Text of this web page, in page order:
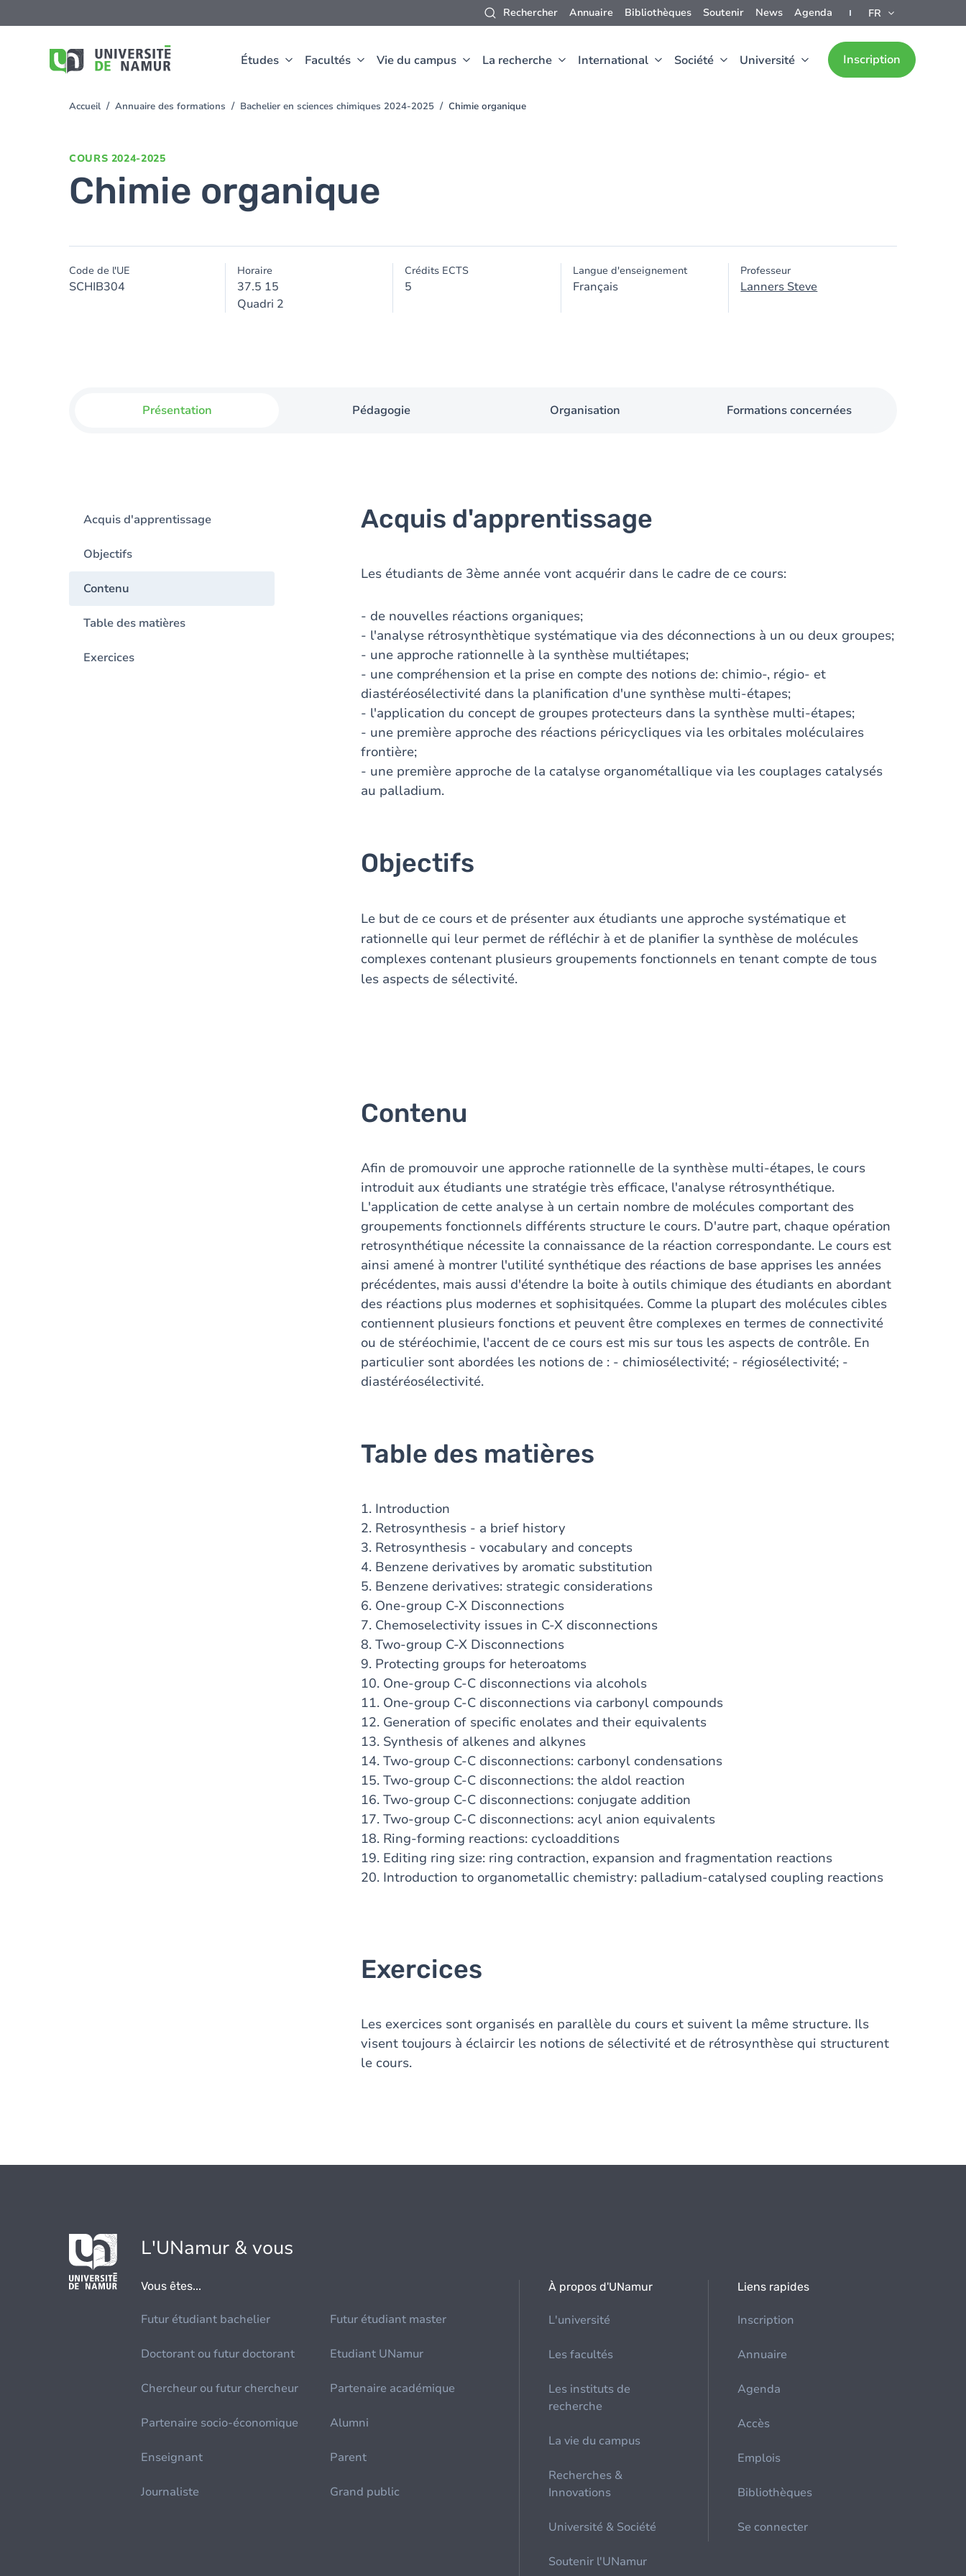
Rechercher Annuaire Bibliothèques Soutenir News Agenda FR
Études Facultés Vie du campus La recherche International Société Université Inscription
au
You
Accueil Annuaire des formations Bachelier en sciences chimiques 2024-2025 Chimie organique
COURS 2024-2025
Chimie organique
Code de l'UE
SCHIB304
Horaire
37.5 15
Quadri 2
Crédits ECTS
5
Langue d'enseignement
Français
Professeur
Lanners Steve
Présentation Pédagogie Organisation Formations concernées
Acquis d'apprentissage
Objectifs
Contenu
Table des matières
Exercices
Acquis d'apprentissage
Les étudiants de 3ème année vont acquérir dans le cadre de ce cours:
- de nouvelles réactions organiques;
- l'analyse rétrosynthètique systématique via des déconnections à un ou deux groupes;
- une approche rationnelle à la synthèse multiétapes;
- une compréhension et la prise en compte des notions de: chimio-, régio- et
diastéréosélectivité dans la planification d'une synthèse multi-étapes;
- l'application du concept de groupes protecteurs dans la synthèse multi-étapes;
- une première approche des réactions péricycliques via les orbitales moléculaires
frontière;
- une première approche de la catalyse organométallique via les couplages catalysés
au palladium.
Objectifs
Le but de ce cours et de présenter aux étudiants une approche systématique et
rationnelle qui leur permet de réfléchir à et de planifier la synthèse de molécules
complexes contenant plusieurs groupements fonctionnels en tenant compte de tous
les aspects de sélectivité.
Contenu
Afin de promouvoir une approche rationnelle de la synthèse multi-étapes, le cours
introduit aux étudiants une stratégie très efficace, l'analyse rétrosynthétique.
L'application de cette analyse à un certain nombre de molécules comportant des
groupements fonctionnels différents structure le cours. D'autre part, chaque opération
retrosynthétique nécessite la connaissance de la réaction correspondante. Le cours est
ainsi amené à montrer l'utilité synthétique des réactions de base apprises les années
précédentes, mais aussi d'étendre la boite à outils chimique des étudiants en abordant
des réactions plus modernes et sophisitquées. Comme la plupart des molécules cibles
contiennent plusieurs fonctions et peuvent être complexes en termes de connectivité
ou de stéréochimie, l'accent de ce cours est mis sur tous les aspects de contrôle. En
particulier sont abordées les notions de : - chimiosélectivité; - régiosélectivité; -
diastéréosélectivité.
Table des matières
1. Introduction
2. Retrosynthesis - a brief history
3. Retrosynthesis - vocabulary and concepts
4. Benzene derivatives by aromatic substitution
5. Benzene derivatives: strategic considerations
6. One-group C-X Disconnections
7. Chemoselectivity issues in C-X disconnections
8. Two-group C-X Disconnections
9. Protecting groups for heteroatoms
10. One-group C-C disconnections via alcohols
11. One-group C-C disconnections via carbonyl compounds
12. Generation of specific enolates and their equivalents
13. Synthesis of alkenes and alkynes
14. Two-group C-C disconnections: carbonyl condensations
15. Two-group C-C disconnections: the aldol reaction
16. Two-group C-C disconnections: conjugate addition
17. Two-group C-C disconnections: acyl anion equivalents
18. Ring-forming reactions: cycloadditions
19. Editing ring size: ring contraction, expansion and fragmentation reactions
20. Introduction to organometallic chemistry: palladium-catalysed coupling reactions
Exercices
Les exercices sont organisés en parallèle du cours et suivent la même structure. Ils
visent toujours à éclaircir les notions de sélectivité et de rétrosynthèse qui structurent
le cours.
L'UNamur & vous
Vous êtes...
Futur étudiant bachelier Futur étudiant master
Doctorant ou futur doctorant Etudiant UNamur
Chercheur ou futur chercheur Partenaire académique
Partenaire socio-économique Alumni
Enseignant Parent
Journaliste Grand public
À propos d'UNamur
L'université
Les facultés
Les instituts de
recherche
La vie du campus
Recherches &
Innovations
Université & Société
Soutenir l'UNamur
Liens rapides
Inscription
Annuaire
Agenda
Accès
Emplois
Bibliothèques
Se connecter